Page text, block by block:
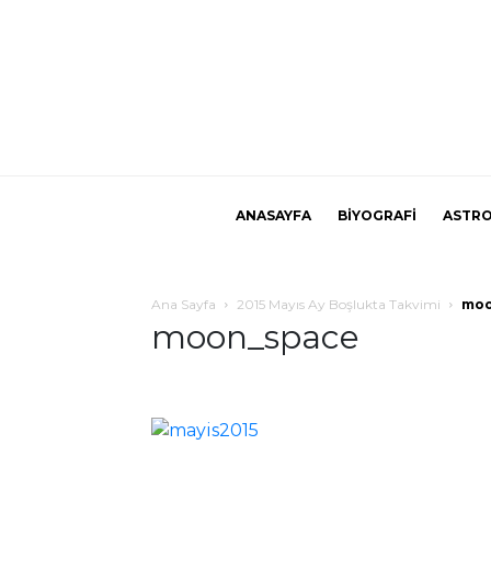
ANASAYFA BİYOGRAFİ
Ana Sayfa 2015 Mayıs Ay Boşlukta Takvimi
moon_space